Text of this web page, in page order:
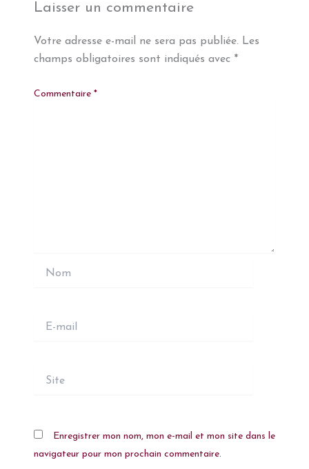
Laisser un commentaire
Votre adresse e-mail ne sera pas publiée. Les
champs obligatoires sont indiqués avec *
Commentaire *
mail
Enregistrer mon nom, mon e-mail et mon site dans le
navigateur pour mon prochain commentaire.